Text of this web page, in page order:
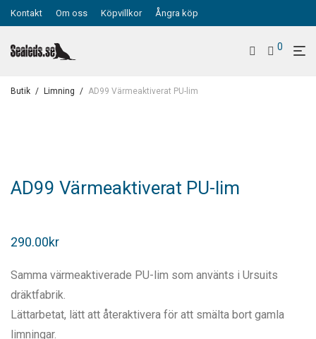
Kontakt Om oss Köpvillkor Ångra köp
0
Butik / Limning / AD99 Värmeaktiverat PU-lim
AD99 Värmeaktiverat PU-lim
290.00kr
Samma värmeaktiverade PU-lim som använts i Ursuits
dräktfabrik.
Lättarbetat, lätt att återaktivera för att smälta bort gamla
limningar.